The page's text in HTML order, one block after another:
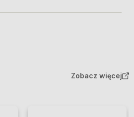
Zobacz więcej